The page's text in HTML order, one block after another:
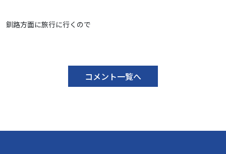
釧路方面に旅行に行くので
コメント一覧へ